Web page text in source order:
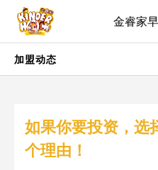
金睿家
加盟动态
如果你要投资，选
个理由！